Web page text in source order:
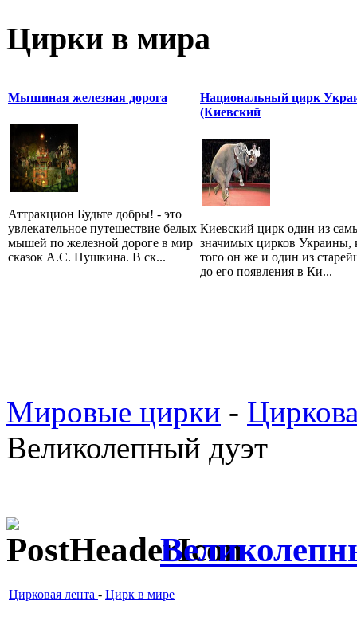
Цирки в мира
Мышиная железная дорога
Аттракцион Будьте добры! - это
увлекательное путешествие белых
мышей по железной дороге в мир
сказок А.С. Пушкина. В ск...
Национальный цирк
(Киевский
Киевский цирк один из
значимых цирков Украины,
того он же и один из
до его появления в Ки...
Мировые цирки -
Великолепный дуэт
Цирковая лента - Цирк в мире